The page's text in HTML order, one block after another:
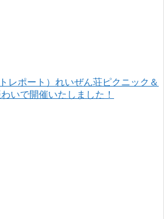
レポート）れいぜん荘ピクニック＆
いで開催いたしました！